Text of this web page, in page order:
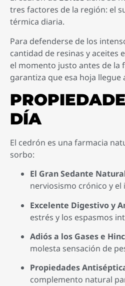
tres factores de la región: el
térmica diaria.
Para defenderse de los
cantidad de resinas y aceites
el momento justo antes de la
garantiza que esa hoja
DÍA
El cedrón es una farmacia
sorbo:
El Gran Sedante
nerviosismo crónico y el
Excelente Digestivo y
estrés y los espasmos
Adiós a los Gases e
molesta sensación de
Propiedades
complemento natural